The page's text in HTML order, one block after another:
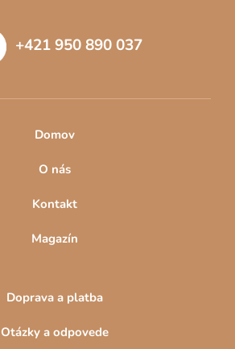
+421 950 890 037
Domov
O nás
Kontakt
Magazín
Doprava a platba
Otázky a odpovede